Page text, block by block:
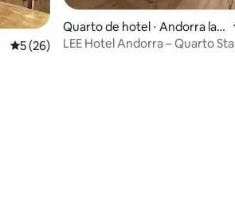
5 de uma avaliação média de 5, 26
5 (26)
Quarto de hotel ⋅ Andorra la V
ella
LEE Hotel Andorra – Quarto